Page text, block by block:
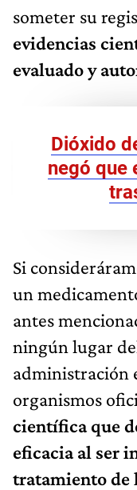
someter su
evidencias
evaluado y
Dióxido
negó que
Si
un
antes
ningún lugar
administración
organismos
científica que
eficacia al ser
tratamiento de